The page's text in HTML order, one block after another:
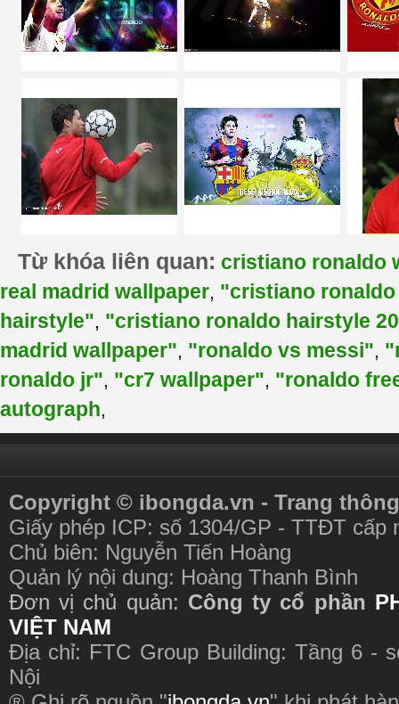
Từ khóa liên quan: cristiano ronaldo
real madrid wallpaper, "cristiano
hairstyle", "cristiano ronaldo hairstyle
madrid wallpaper", "ronaldo vs messi",
ronaldo jr", "cr7 wallpaper", "ronaldo
autograph,
Copyright © ibongda.vn - Trang
Giấy phép ICP: số 1304/GP - TTĐT cấp
Chủ biên: Nguyễn Tiến Hoàng
Quản lý nội dung: Hoàng Thanh Bình
Đơn vị chủ quản: Công ty cổ phần
VIỆT NAM
Địa chỉ: FTC Group Building: Tầng 6 -
Nội